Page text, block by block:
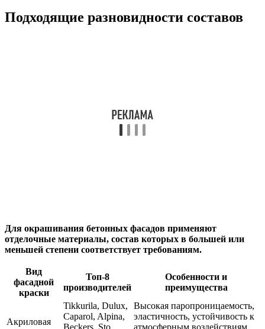
Подходящие разновидности составов
Для окрашивания бетонных фасадов применяют
отделочные материалы, состав которых в большей или
меньшей степени соответствует требованиям.
Вид
фасадной
краски
Топ-8
производителей
Особенности и
преимущества
Акриловая
Tikkurila, Dulux,
Caparol, Alpina,
Высокая паропроницаемость,
эластичность, устойчивость к